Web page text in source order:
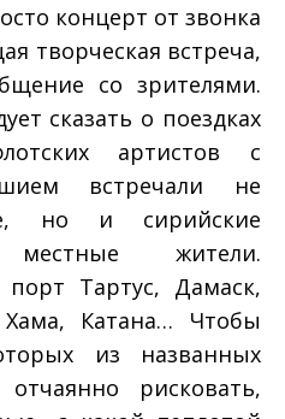
концерт от звонка
творческая встреча,
со зрителями.
сказать о поездках
артистов с
встречали не
но и сирийские
местные жители.
Тартус, Дамаск,
Катана… Чтобы
из названных
рисковать,